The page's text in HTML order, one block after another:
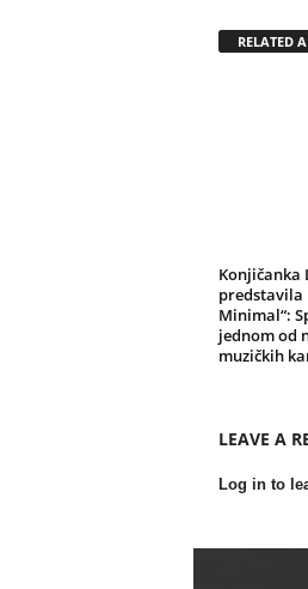
RELATED
Konjičanka
predstavila
Minimal“:
jednom od
muzičkih
LEAVE A
Log in to